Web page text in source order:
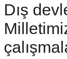
Dış